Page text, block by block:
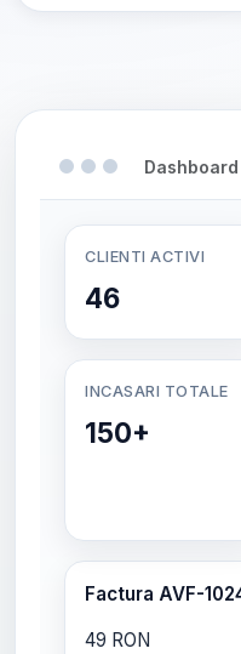
CLIENTI ACTIVI
46
INCASARI TOTALE
150+
Factura AVF-
49 RON